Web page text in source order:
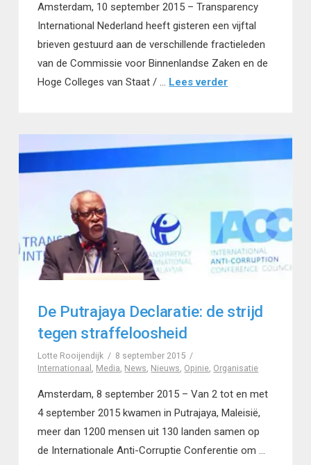
Amsterdam, 10 september 2015 – Transparency
International Nederland heeft gisteren een vijftal
brieven gestuurd aan de verschillende fractieleden
van de Commissie voor Binnenlandse Zaken en de
Hoge Colleges van Staat / … Lees verder
De Putrajaya Declaratie: de strijd
tegen straffeloosheid
Lotte Rooijendijk
8 september 2015
Internationaal , Media, News, Nieuws, Opinie, Organisatie
Amsterdam, 8 september 2015 – Van 2 tot en met
4 september 2015 kwamen in Putrajaya, Maleisië,
meer dan 1200 mensen uit 130 landen samen op
de Internationale Anti-Corruptie Conferentie om …